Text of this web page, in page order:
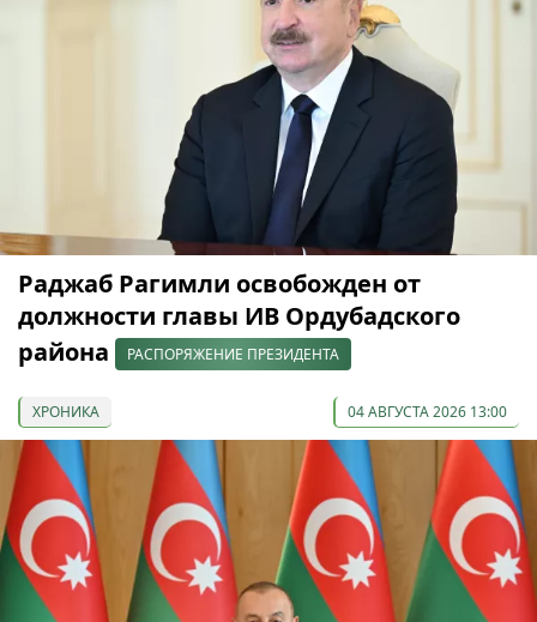
Раджаб Рагимли освобожден от
должности главы ИВ Ордубадского
района
РАСПОРЯЖЕНИЕ ПРЕЗИДЕНТА
ХРОНИКА 04 АВГУСТА 2026 13:00